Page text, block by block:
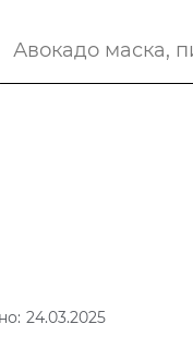
24.03.2025